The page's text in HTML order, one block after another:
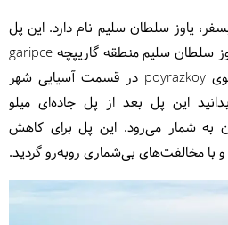
یاوز سلطان سلیم نام دارد. این پل
در پخش اروپایی را به پویرازکوی ‏poyrazkoy‏ در قسمت آسیایی شهر
این پل بعد از پل جاده‌ای میلو
به شمار می‌رود. این پل برای کاهش
با مخالفت‌های بی‌شماری روبه‌رو گردید.